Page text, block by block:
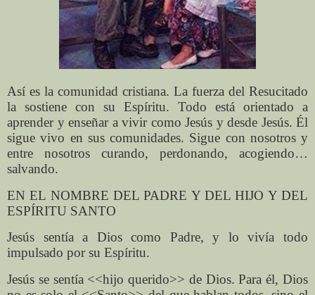
Así es la comunidad cristiana. La fuerza del Resucitado
la sostiene con su Espíritu. Todo está orientado a
aprender y enseñar a vivir como Jesús y desde Jesús. Él
sigue vivo en sus comunidades. Sigue con nosotros y
entre nosotros curando, perdonando, acogiendo…
salvando.
EN EL NOMBRE DEL PADRE Y DEL HIJO Y DEL
ESPÍRITU SANTO
Jesús sentía a Dios como Padre, y lo vivía todo
impulsado por su Espíritu.
Jesús se sentía <<hijo querido>> de Dios. Para él, Dios